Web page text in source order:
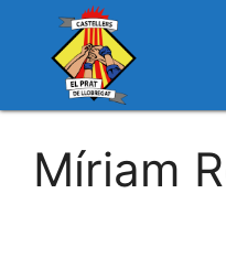
contingutMíriam